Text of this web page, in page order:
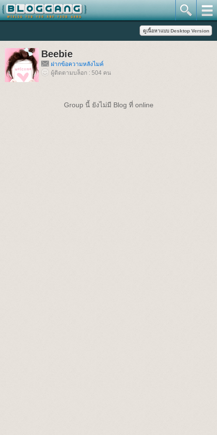
Beebie
ฝากข้อความหลังไมค์
ผู้ติดตามบล็อก : 504 คน
Group นี้ ยังไม่มี Blog ที่ online